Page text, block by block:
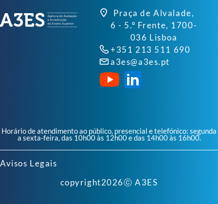
Praça de Alvalade,
6 - 5.º Frente, 1700-
036 Lisboa
+351 213 511 690
a3es@a3es.pt
Horário de atendimento ao público, presencial e telefónico: segunda
a sexta-feira, das 10h00 às 12h00 e das 14h00 às 16h00.
Avisos Legais
copyright2026ⓒ A3ES